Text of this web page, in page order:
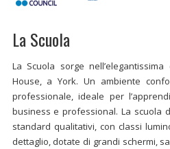
La Scuola
La Scuola sorge
House, a York. Un ambiente
professionale, ideale per
business e professional. La scuola
standard qualitativi, con classi
dettaglio, dotate di grandi schermi,